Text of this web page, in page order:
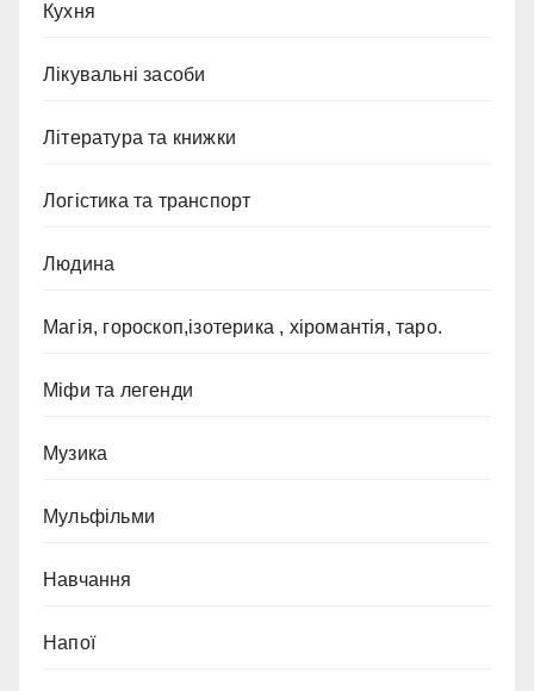
Кухня
Лікувальні засоби
Література та книжки
Логістика та транспорт
Людина
Магія, гороскоп,ізотерика , хіромантія, таро.
Міфи та легенди
Музика
Мульфільми
Навчання
Напої